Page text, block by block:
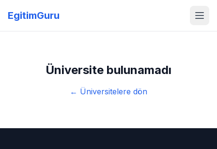
EgitimGuru
Üniversite bulunamadı
← Üniversitelere dön